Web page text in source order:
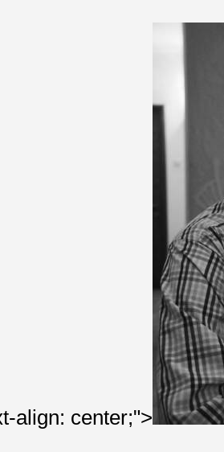
align: center;">